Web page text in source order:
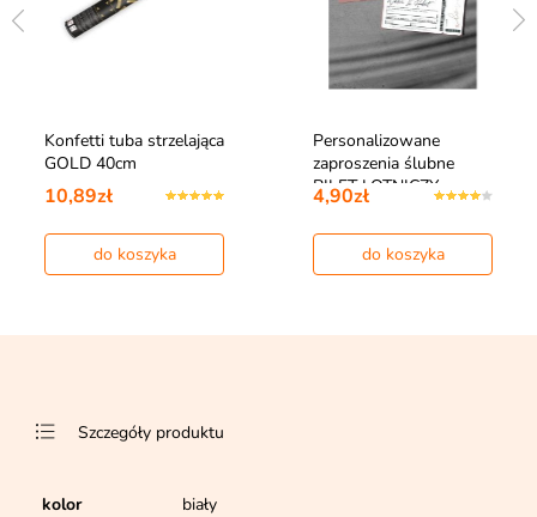
Konfetti tuba strzelająca
GOLD 40cm
10,89zł
do koszyka
Personalizowane
zaproszenia ślubne
BILET LOTNICZY
4,90zł
do koszyka
Szczegóły produktu
kolor
biały